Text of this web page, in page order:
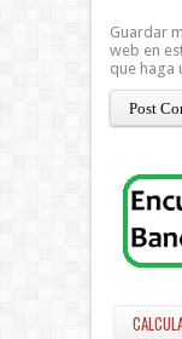
Guardar
web en
que haga